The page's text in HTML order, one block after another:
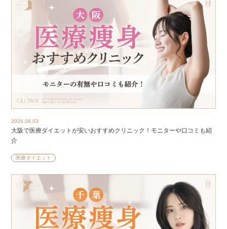
2026.08.03
大阪で医療ダイエットが安いおすすめクリニック！モニターや口コミも紹
介
医療ダイエット